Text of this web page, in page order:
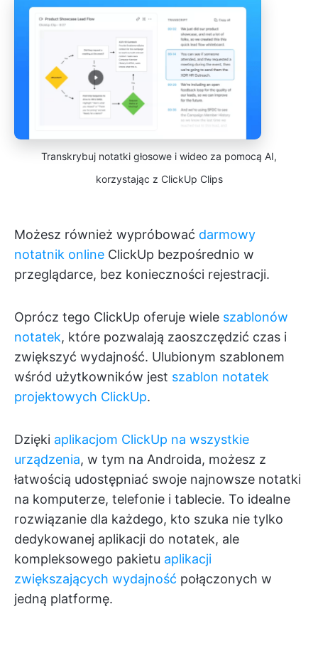
Transkrybuj notatki głosowe i wideo za pomocą AI,
korzystając z ClickUp Clips
Możesz również wypróbować darmowy
notatnik online ClickUp bezpośrednio w
przeglądarce, bez konieczności rejestracji.
Oprócz tego ClickUp oferuje wiele szablonów
notatek, które pozwalają zaoszczędzić czas i
zwiększyć wydajność. Ulubionym szablonem
wśród użytkowników jest szablon notatek
projektowych ClickUp.
Dzięki aplikacjom ClickUp na wszystkie
urządzenia, w tym na Androida, możesz z
łatwością udostępniać swoje najnowsze notatki
na komputerze, telefonie i tablecie. To idealne
rozwiązanie dla każdego, kto szuka nie tylko
dedykowanej aplikacji do notatek, ale
kompleksowego pakietu aplikacji
zwiększających wydajność połączonych w
jedną platformę.